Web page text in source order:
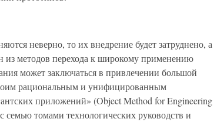
неверно, то их внедрение будет затруднено, а
методов перехода к широкому применению
может заключаться в привлечении большой
рациональным и унифицированным
приложений» (Object Method for Engineering
томами технологических руководств и